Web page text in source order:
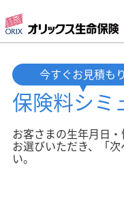
今すぐお見積もり
保険料シミ
お客さまの生年月日
お選びいただき、「
い。